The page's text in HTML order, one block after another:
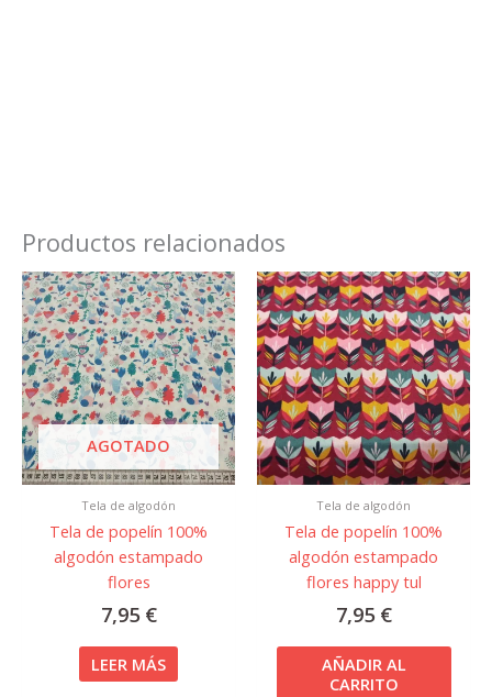
Productos relacionados
AGOTADO
Tela de algodón
Tela de popelín 100%
algodón estampado
flores
7,95 €
LEER MÁS
Tela de algodón
Tela de popelín 100%
algodón estampado
flores happy tul
7,95 €
AÑADIR AL
CARRITO